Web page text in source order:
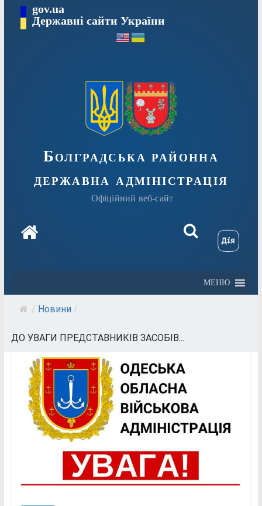
Перейтиgov.ua
Державні сайти України
Болградська районна
державна адміністрація
Офіційний веб-сайт
МЕНЮ
/ Новини /
ДО УВАГИ ПРЕДСТАВНИКІВ ЗАСОБІВ...